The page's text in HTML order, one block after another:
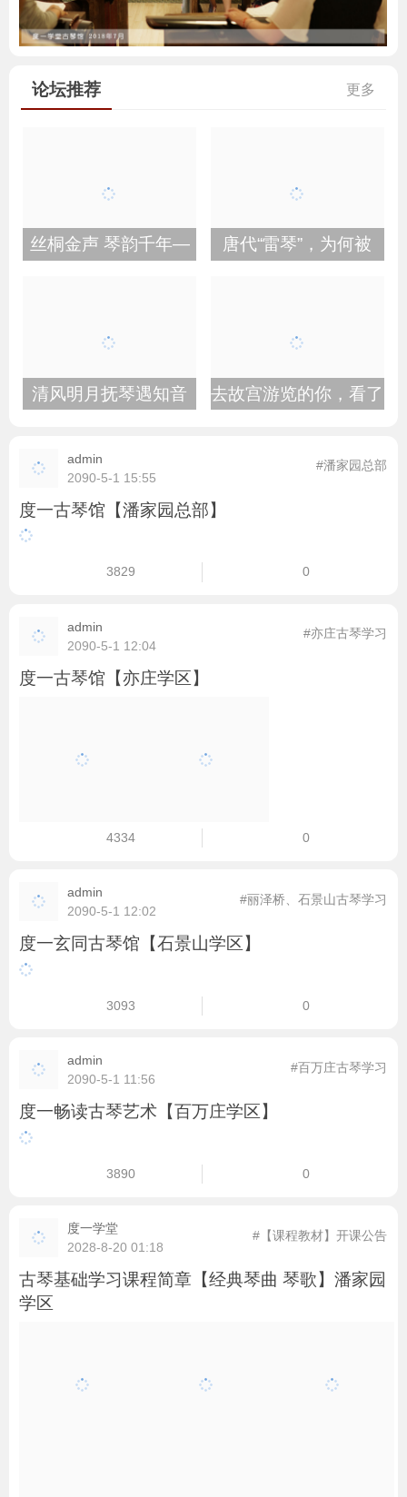
论坛推荐 更多
丝桐金声 琴韵千年— 唐代“雷琴”，为何被
清风明月抚琴遇知音 去故宫游览的你，看了
admin
2090-5-1 15:55
#潘家园总部
度一古琴馆【潘家园总部】
3829 0
admin
2090-5-1 12:04
#亦庄古琴学习
度一古琴馆【亦庄学区】
4334 0
admin
2090-5-1 12:02
#丽泽桥、石景山古琴学习
度一玄同古琴馆【石景山学区】
3093 0
admin
2090-5-1 11:56
#百万庄古琴学习
度一畅读古琴艺术【百万庄学区】
3890 0
度一学堂
2028-8-20 01:18
#【课程教材】开课公告
古琴基础学习课程简章【经典琴曲 琴歌】潘家园
学区